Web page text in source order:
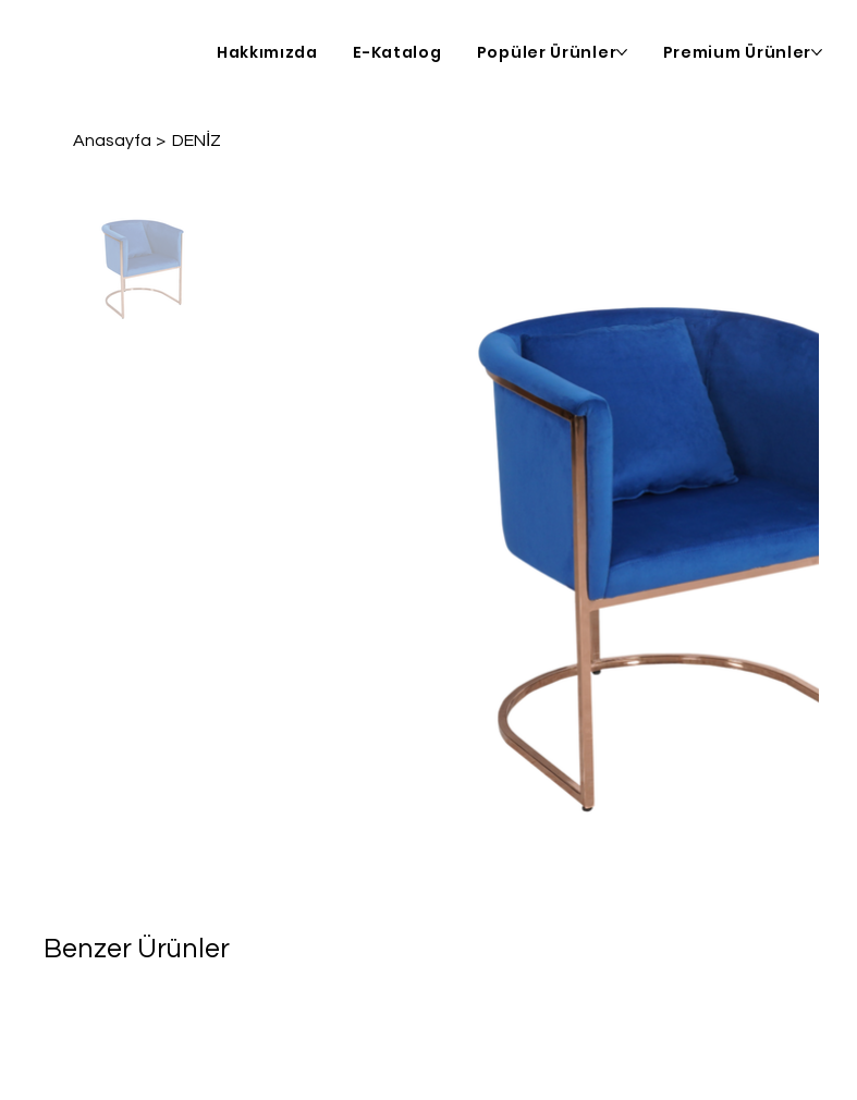
Hakkımızda E-Katalog Popüler Ürünler Premium Ürünler
Anasayfa > DENİZ
Benzer Ürünler